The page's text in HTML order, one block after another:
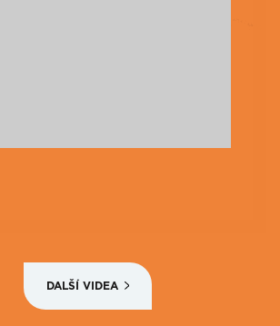
DALŠÍ VIDEA